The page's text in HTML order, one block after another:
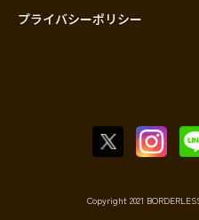
プライバシーポリシー
Copyright 2021